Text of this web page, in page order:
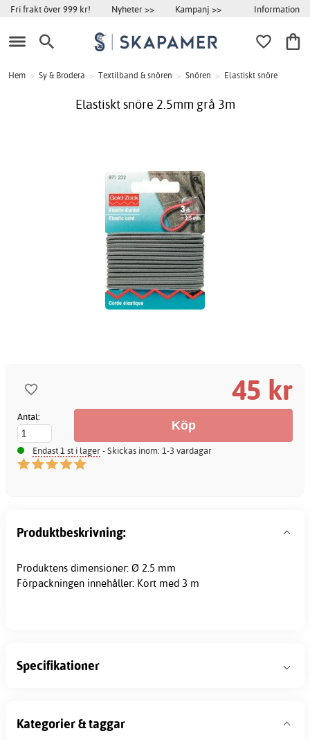
Fri frakt över 999 kr! Nyheter >> Kampanj >> Information
Hem > Sy & Brodera > Textilband & snören > Snören > Elastiskt snöre
Elastiskt snöre 2.5mm grå 3m
45 kr
Antal:
Endast 1 st i lager- Skickas inom: 1-3 vardagar
Produktbeskrivning:
Produktens dimensioner: Ø 2.5 mm
Förpackningen innehåller: Kort med 3 m
Specifikationer
Kategorier & taggar